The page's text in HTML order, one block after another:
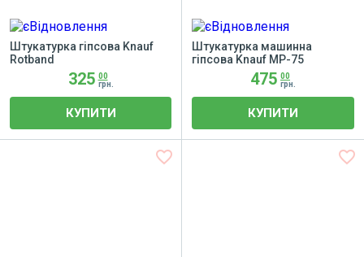
Штукатурка гіпсова Knauf
Rotband
325 00
грн.
КУПИТИ
Штукатурка машинна
гіпсова Knauf MP-75
475 00
грн.
КУПИТИ
favorite_border favorite_border